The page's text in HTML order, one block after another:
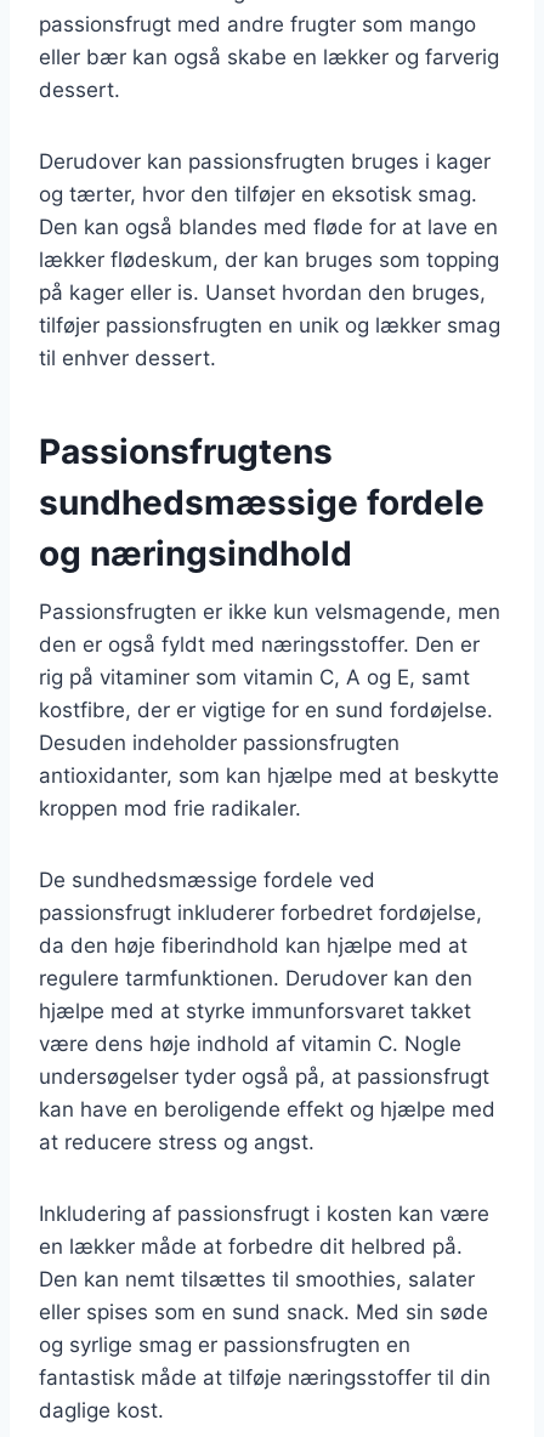
passionsfrugt med andre frugter som mango
eller bær kan også skabe en lækker og farverig
dessert.
Derudover kan passionsfrugten bruges i kager
og tærter, hvor den tilføjer en eksotisk smag.
Den kan også blandes med fløde for at lave en
lækker flødeskum, der kan bruges som topping
på kager eller is. Uanset hvordan den bruges,
tilføjer passionsfrugten en unik og lækker smag
til enhver dessert.
Passionsfrugtens
sundhedsmæssige fordele
og næringsindhold
Passionsfrugten er ikke kun velsmagende, men
den er også fyldt med næringsstoffer. Den er
rig på vitaminer som vitamin C, A og E, samt
kostfibre, der er vigtige for en sund fordøjelse.
Desuden indeholder passionsfrugten
antioxidanter, som kan hjælpe med at beskytte
kroppen mod frie radikaler.
De sundhedsmæssige fordele ved
passionsfrugt inkluderer forbedret fordøjelse,
da den høje fiberindhold kan hjælpe med at
regulere tarmfunktionen. Derudover kan den
hjælpe med at styrke immunforsvaret takket
være dens høje indhold af vitamin C. Nogle
undersøgelser tyder også på, at passionsfrugt
kan have en beroligende effekt og hjælpe med
at reducere stress og angst.
Inkludering af passionsfrugt i kosten kan være
en lækker måde at forbedre dit helbred på.
Den kan nemt tilsættes til smoothies, salater
eller spises som en sund snack. Med sin søde
og syrlige smag er passionsfrugten en
fantastisk måde at tilføje næringsstoffer til din
daglige kost.